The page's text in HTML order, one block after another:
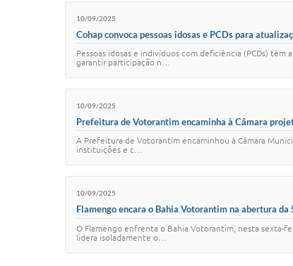
10/09/2025
Cohap convoca pessoas idosas e PCDs para
Pessoas idosas e indivíduos com deficiência (PCDs)
garantir participação n…
10/09/2025
Prefeitura de Votorantim encaminha à Câmara
A Prefeitura de Votorantim encaminhou à Câmara
instituições e c…
10/09/2025
Flamengo encara o Bahia Votorantim na abertura da
O Flamengo enfrenta o Bahia Votorantim, nesta sexta-
lidera isoladamente o…